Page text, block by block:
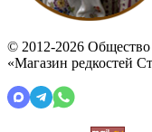
© 2012-2026 Общество
«Магазин редкостей